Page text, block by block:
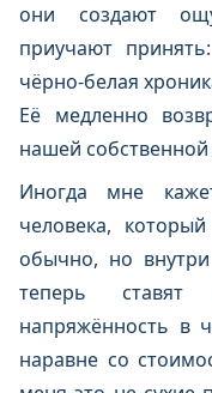
они создают
приучают
чёрно-белая
Её медленно
нашей
Иногда мне
человека,
обычно, но
теперь
напряжённость в
наравне со